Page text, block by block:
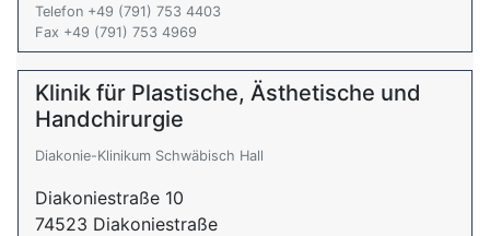
Telefon +49 (791) 753 4403
Fax +49 (791) 753 4969
Klinik für Plastische, Ästhetische und
Handchirurgie
Diakonie-Klinikum Schwäbisch Hall
Diakoniestraße 10
74523 Diakoniestraße